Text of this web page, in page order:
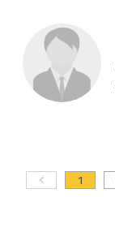
1